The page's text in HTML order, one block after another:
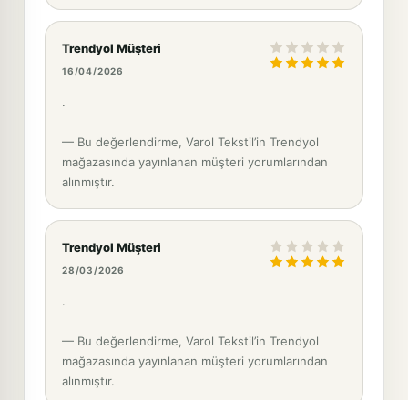
Trendyol Müşteri
16/04/2026
.
— Bu değerlendirme, Varol Tekstil’in Trendyol
mağazasında yayınlanan müşteri yorumlarından
alınmıştır.
Trendyol Müşteri
28/03/2026
.
— Bu değerlendirme, Varol Tekstil’in Trendyol
mağazasında yayınlanan müşteri yorumlarından
alınmıştır.